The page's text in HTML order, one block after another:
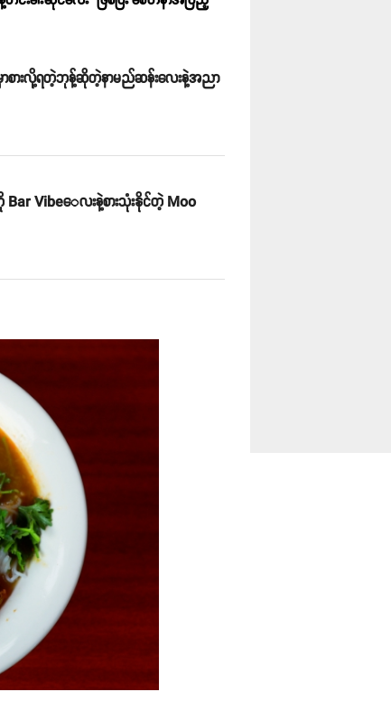
စားလို့ရတဲ့ဘုန့်ဆိုတဲ့နာမည်ဆန်းလေးနဲ့အညာ
Bar Vibe‌ေလးနဲ့စားသုံးနိုင်တဲ့ Moo